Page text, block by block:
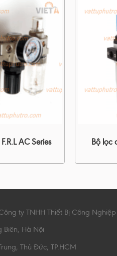
AC Series Bộ lọc
ty TNHH Thiết Bị Công
Biên, Hà Nội
Thủ Đức, TP.HCM